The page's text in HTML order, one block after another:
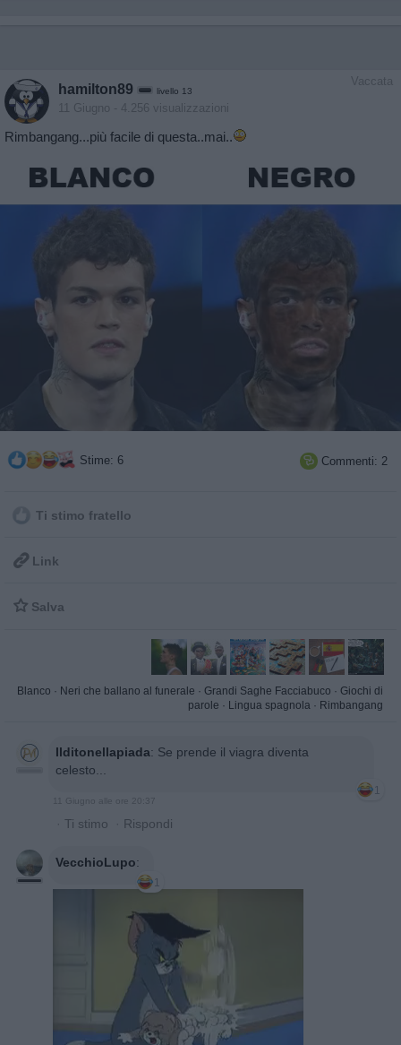
Vaccata
hamilton89 livello 13
11 Giugno - 4.256 visualizzazioni
Rimbangang...più facile di questa..mai..
Stime: 6  Commenti: 2
Ti stimo fratello
 Link
 Salva
Blanco · Neri che ballano al funerale · Grandi Saghe Facciabuco · Giochi di
parole · Lingua spagnola · Rimbangang
Ilditonellapiada: Se prende il viagra diventa
celesto...
1
11 Giugno alle ore 20:37
· Ti stimo · Rispondi
VecchioLupo:
1